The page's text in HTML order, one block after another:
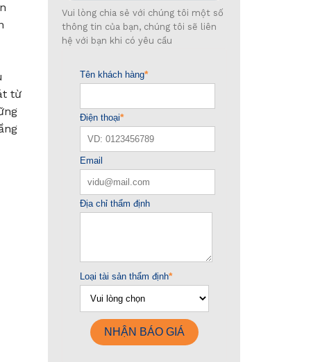
từ
Vui lòng chia sẻ với chúng tôi một số
thông tin của bạn, chúng tôi sẽ liên
hệ với bạn khi có yêu cầu